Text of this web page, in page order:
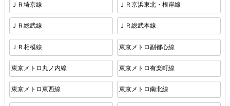
ＪＲ埼京線 ＪＲ京浜東北・根岸線
ＪＲ総武線 ＪＲ総武本線
ＪＲ相模線 東京メトロ副都心線
東京メトロ丸ノ内線 東京メトロ有楽町線
東京メトロ東西線 東京メトロ南北線